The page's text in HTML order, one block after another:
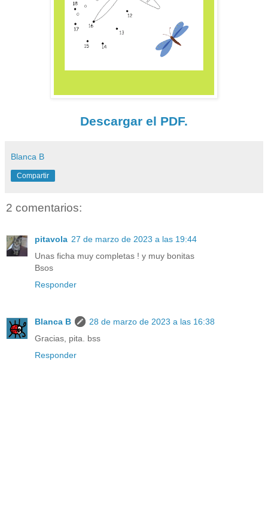
Descargar el PDF.
Blanca B
Compartir
2 comentarios:
pitavola 27 de marzo de 2023 a las 19:44
Unas ficha muy completas ! y muy bonitas
Bsos
Responder
Blanca B
28 de marzo de 2023 a las 16:38
Gracias, pita. bss
Responder